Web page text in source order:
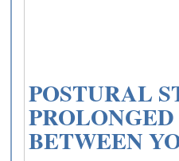
POSTURAL
BETWEEN